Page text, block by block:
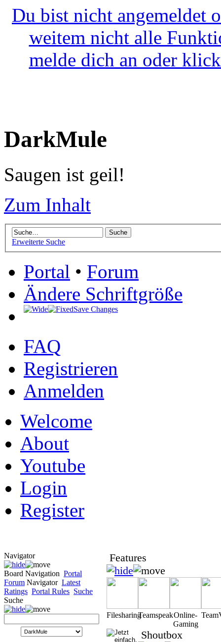
Du bist nicht angemeldet
weitem nicht alle
melde dich an oder
DarkMule
Saugen ist geil!
Zum Inhalt
Erweiterte Suche
Portal • Forum
Ändere Schriftgröße
Save Changes
FAQ
Registrieren
Anmelden
Welcome
About
Youtube
Login
Register
Navigator
Board Navigation Portal
Forum Navigator Latest
Ratings Portal Rules Suche
Suche
Features
FilesharingTeamspeakOnline-
Gaming
Shoutbox